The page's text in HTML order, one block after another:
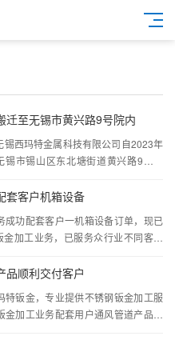
迁至无锡市黄兴路9号院内
锡西玛特金属科技有限公司自2023年
市锡山区东北塘街道黄兴路9号院
套客户机箱设备
成功配套客户一机箱设备订单，现已
加工业务，已服务众行业不同客户
品顺利交付客户
特钣金，专业提供不锈钢钣金加工服
加工业务配套用户通风管道产品，